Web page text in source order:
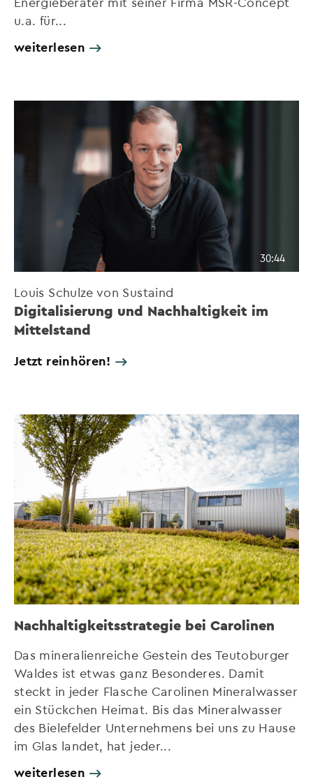
u.a. für...
weiterlesen
30:44
Louis Schulze von Sustaind
Digitalisierung und Nachhaltigkeit im
Mittelstand
Jetzt reinhören!
Nachhaltigkeitsstrategie bei Carolinen
Das mineralienreiche Gestein des Teutoburger
Waldes ist etwas ganz Besonderes. Damit
steckt in jeder Flasche Carolinen Mineralwasser
ein Stückchen Heimat. Bis das Mineralwasser
des Bielefelder Unternehmens bei uns zu Hause
im Glas landet, hat jeder...
weiterlesen